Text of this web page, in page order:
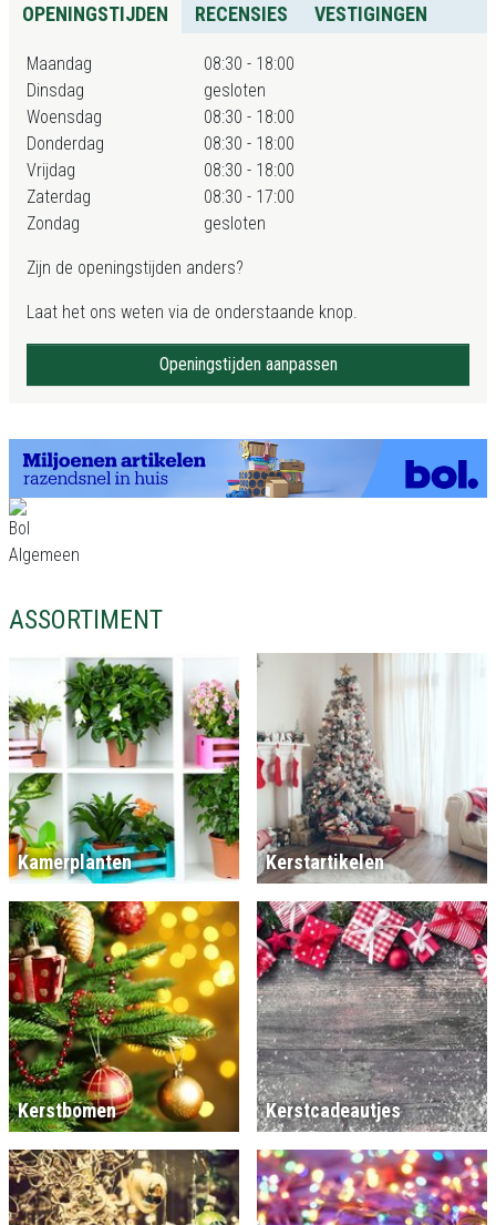
OPENINGSTIJDEN RECENSIES VESTIGINGEN
Maandag
08:30 - 18:00
Dinsdag
gesloten
Woensdag
08:30 - 18:00
Donderdag
08:30 - 18:00
Vrijdag
08:30 - 18:00
Zaterdag
08:30 - 17:00
Zondag
gesloten
Zijn de openingstijden anders?
Laat het ons weten via de onderstaande knop.
Openingstijden aanpassen
ASSORTIMENT
Kamerplanten Kerstartikelen
Kerstbomen Kerstcadeautjes